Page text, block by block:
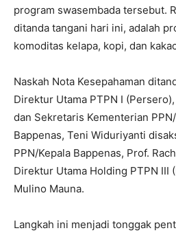
program swasembada tersebut.
ditanda tangani hari ini, adalah
komoditas kelapa, kopi, dan
Naskah Nota Kesepahaman
Direktur Utama PTPN I
dan Sekretaris Kementerian
Bappenas, Teni Widuriyanti
PPN/Kepala Bappenas, Prof.
Direktur Utama Holding PTPN III
Mulino Mauna.
Langkah ini menjadi tonggak